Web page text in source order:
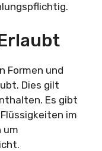
Formen und
Dies gilt
Es gibt
im
um